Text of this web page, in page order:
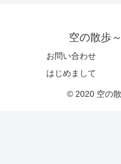
空の散歩
お問い合わせ
はじめまして
© 2020 空の